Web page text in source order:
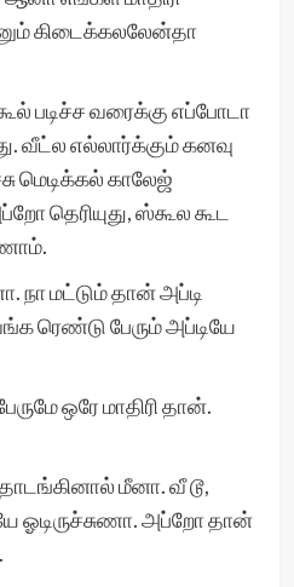
கிடைக்கலலேன்தா
படிச்ச வரைக்கு எப்போடா
வீட்ல எல்லார்க்கும் கனவு
மெடிக்கல் காலேஜ்
தெரியுது, ஸ்கூல கூட
மட்டும் தான் அப்டி
ரெண்டு பேரும் அப்டியே
ஒரே மாதிரி தான்.
மீனா. வீ டூ,
ஓடிருச்சுணா. அப்றோ தான்